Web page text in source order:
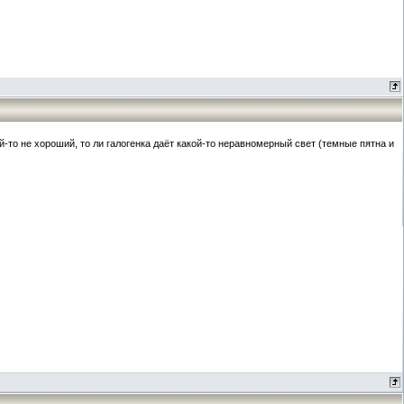
не хороший, то ли галогенка даёт какой-то неравномерный свет (темные пятна и